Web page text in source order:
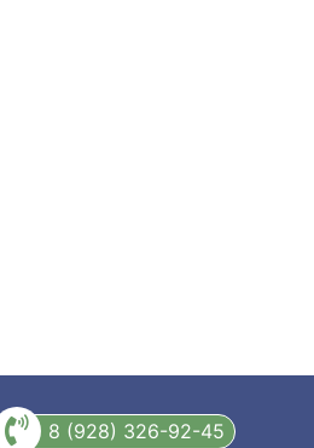
8 (928) 326-92-45